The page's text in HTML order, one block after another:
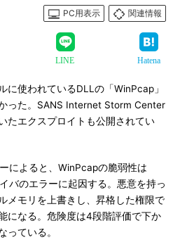
PC用表示
関連情報
LINE Hatena
使われているDLLの「WinPcap」
った。SANS Internet Storm Center
たエクスプロイトも公開されてい
によると、WinPcapの脆弱性は
バのエラーに起因する。悪意を持っ
メモリを上書きし、昇格した権限で
になる。危険度は4段階評価で下か
っている。